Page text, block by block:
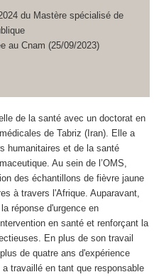
du Mastère spécialisé de
au Cnam (25/09/2023)
de la santé avec un doctorat en
de Tabriz (Iran). Elle a
humanitaires et de la santé
Au sein de l’OMS,
des échantillons de fièvre jaune
à travers l'Afrique. Auparavant,
réponse d'urgence en
en santé et renforçant la
En plus de son travail
de quatre ans d'expérience
travaillé en tant que responsable